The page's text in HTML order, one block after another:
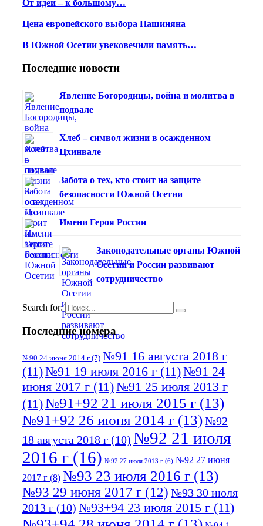
От идеи – к большому…
Цена европейского выбора Пашиняна
В Южной Осетии увековечили память…
Последние новости
Явление Богородицы, война и молитва в
подвале
Хлеб – символ жизни в осажденном
Цхинвале
Забота о тех, кто стоит на защите
безопасности Южной Осетии
Имени Героя России
Законодательные органы Южной
Осетии и России развивают
сотрудничество
Search for:
Последние номера
№90 24 июня 2014 г (7) №91 16 августа 2018 г
(11)№91 19 июля 2016 г (11)№91 24
июня 2017 г (11)№91 25 июля 2013 г
(11)№91+92 21 июля 2015 г (13)
№91+92 26 июня 2014 г (13)№92
18 августа 2018 г (10) №92 21 июля
2016 г (16) №92 27 июля 2013 г (6) №92 27 июня
2017 г (8) №93 23 июля 2016 г (13)
№93 29 июня 2017 г (12) №93 30 июля
2013 г (10) №93+94 23 июля 2015 г (11)